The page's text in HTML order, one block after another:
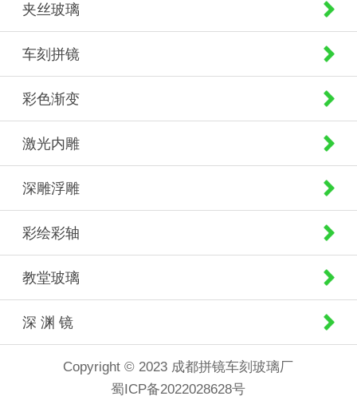
夹丝玻璃
车刻拼镜
彩色渐变
激光内雕
深雕浮雕
彩绘彩轴
教堂玻璃
深 渊 镜
Copyright © 2023 成都拼镜车刻玻璃厂
蜀ICP备2022028628号